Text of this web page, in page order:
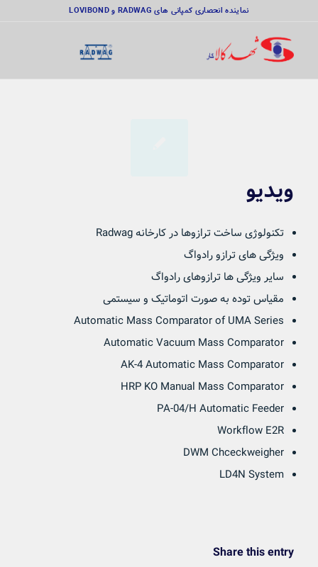
نماینده انحصاری کمپانی های RADWAG و LOVIBOND
ویدیو
تکنولوژی ساخت ترازوها در کارخانه Radwag
ویژگی های ترازو رادواگ
سایر ویژگی ها ترازوهای رادواگ
مقیاس توده به صورت اتوماتیک و سیستمی
Automatic Mass Comparator of UMA Series
Automatic Vacuum Mass Comparator
AK-4 Automatic Mass Comparator
HRP KO Manual Mass Comparator
PA-04/H Automatic Feeder
Workflow E2R
DWM Chceckweigher
LD4N System
Share this entry